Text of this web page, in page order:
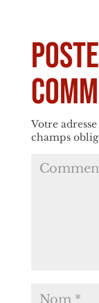
Votre
champs